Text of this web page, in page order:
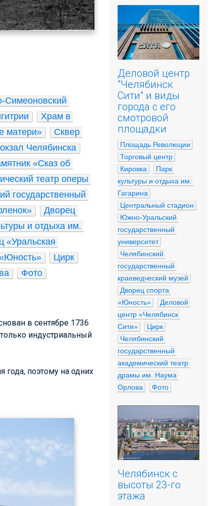
Симеоновский
Храм в
матери»
Сквер
Челябинска
«Сказ об
театр оперы
государственный
Дворец
и отдыха им.
«Уральская
Цирк
Фото
в сентябре 1736
индустриальный
года, поэтому на одних
Деловой центр
"Челябинск
Сити" и виды
города с его
смотровой
площадки
Площадь Революции
Торговый центр
Кировка
Парк
культуры и отдыха им.
Гагарина
Центральный стадион
Южно-Уральский
государственный
университет
Челябинский
государственный
краеведческий музей
Дворец спорта
«Юность»
Деловой
центр «Челябинск
Сити»
Цирк
Челябинский
государственный
академический театр
драмы им. Наума
Орлова
Фото
Челябинск с
высоты 23-го
этажа